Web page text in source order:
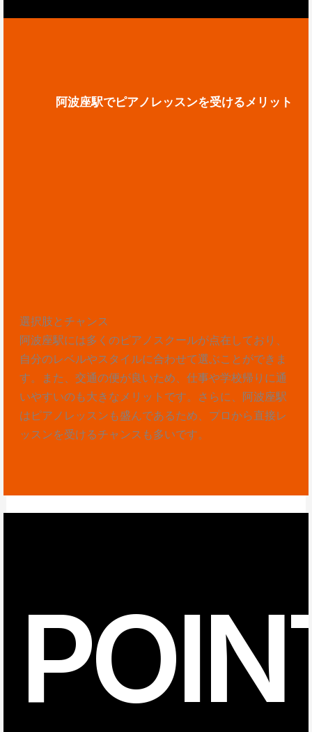
阿波座駅でピアノレッスンを受けるメリット
選択肢とチャンス
阿波座駅には多くのピアノスクールが点在しており、
自分のレベルやスタイルに合わせて選ぶことができま
す。また、交通の便が良いため、仕事や学校帰りに通
いやすいのも大きなメリットです。さらに、阿波座駅
はピアノレッスンも盛んであるため、プロから直接レ
ッスンを受けるチャンスも多いです。